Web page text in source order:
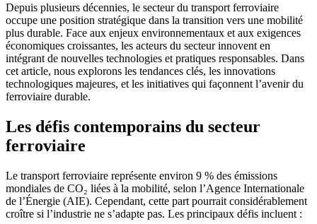
Depuis plusieurs décennies, le secteur du transport ferroviaire
occupe une position stratégique dans la transition vers une mobilité
plus durable. Face aux enjeux environnementaux et aux exigences
économiques croissantes, les acteurs du secteur innovent en
intégrant de nouvelles technologies et pratiques responsables. Dans
cet article, nous explorons les tendances clés, les innovations
technologiques majeures, et les initiatives qui façonnent l’avenir du
ferroviaire durable.
Les défis contemporains du secteur
ferroviaire
Le transport ferroviaire représente environ 9 % des émissions
mondiales de CO₂ liées à la mobilité, selon l’Agence Internationale
de l’Énergie (AIE). Cependant, cette part pourrait considérablement
croître si l’industrie ne s’adapte pas. Les principaux défis incluent :